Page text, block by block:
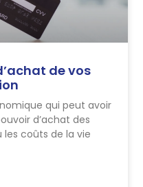
de vos
qui peut avoir
d’achat des
les coûts de la vie